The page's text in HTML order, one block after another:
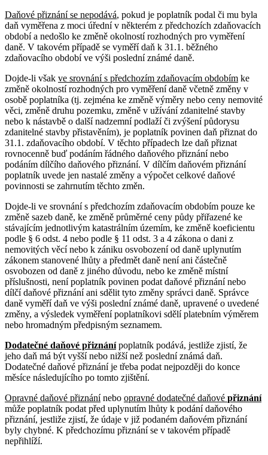
Daňové přiznání se nepodává, pokud je poplatník podal či mu byla
daň vyměřena z moci úřední v některém z předchozích zdaňovacích
období a nedošlo ke změně okolností rozhodných pro vyměření
daně. V takovém případě se vyměří daň k 31.1. běžného
zdaňovacího období ve výši poslední známé daně.
Dojde-li však ve srovnání s předchozím zdaňovacím obdobím ke
změně okolností rozhodných pro vyměření daně včetně změny v
osobě poplatníka (tj. zejména ke změně výměry nebo ceny nemovité
věci, změně druhu pozemku, změně v užívání zdanitelné stavby
nebo k nástavbě o další nadzemní podlaží či zvýšení půdorysu
zdanitelné stavby přistavěním), je poplatník povinen daň přiznat do
31.1. zdaňovacího období. V těchto případech lze daň přiznat
rovnocenně buď podáním řádného daňového přiznání nebo
podáním dílčího daňového přiznání. V dílčím daňovém přiznání
poplatník uvede jen nastalé změny a výpočet celkové daňové
povinnosti se zahrnutím těchto změn.
Dojde-li ve srovnání s předchozím zdaňovacím obdobím pouze ke
změně sazeb daně, ke změně průměrné ceny půdy přiřazené ke
stávajícím jednotlivým katastrálním územím, ke změně koeficientu
podle § 6 odst. 4 nebo podle § 11 odst. 3 a 4 zákona o dani z
nemovitých věcí nebo k zániku osvobození od daně uplynutím
zákonem stanovené lhůty a předmět daně není ani částečně
osvobozen od daně z jiného důvodu, nebo ke změně místní
příslušnosti, není poplatník povinen podat daňové přiznání nebo
dílčí daňové přiznání ani sdělit tyto změny správci daně. Správce
daně vyměří daň ve výši poslední známé daně, upravené o uvedené
změny, a výsledek vyměření poplatníkovi sdělí platebním výměrem
nebo hromadným předpisným seznamem.
Dodatečné daňové přiznání poplatník podává, jestliže zjistí, že
jeho daň má být vyšší nebo nižší než poslední známá daň.
Dodatečné daňové přiznání je třeba podat nejpozději do konce
měsíce následujícího po tomto zjištění.
Opravné daňové přiznánínebo opravné dodatečné daňové přiznání
může poplatník podat před uplynutím lhůty k podání daňového
přiznání, jestliže zjistí, že údaje v již podaném daňovém přiznání
byly chybné. K předchozímu přiznání se v takovém případě
nepřihlíží.